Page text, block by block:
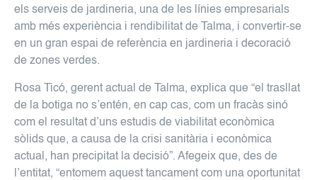
els serveis de jardineria, una de les línies empresarials
amb més experiència i rendibilitat de Talma, i convertir-se
en un gran espai de referència en jardineria i decoració
de zones verdes.
Rosa Ticó, gerent actual de Talma, explica que “el trasllat
de la botiga no s’entén, en cap cas, com un fracàs sinó
com el resultat d’uns estudis de viabilitat econòmica
sòlids que, a causa de la crisi sanitària i econòmica
actual, han precipitat la decisió”. Afegeix que, des de
l’entitat, “entomem aquest tancament com una oportunitat